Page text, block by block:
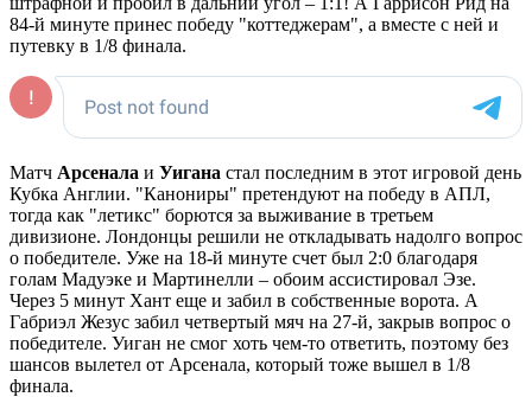
84-й минуте принес победу "коттеджерам", а вместе с ней и
путевку в 1/8 финала.
Матч Арсенала и Уигана стал последним в этот игровой день
Кубка Англии. "Канониры" претендуют на победу в АПЛ,
тогда как "летикс" борются за выживание в третьем
дивизионе. Лондонцы решили не откладывать надолго вопрос
о победителе. Уже на 18-й минуте счет был 2:0 благодаря
голам Мадуэке и Мартинелли – обоим ассистировал Эзе.
Через 5 минут Хант еще и забил в собственные ворота. А
Габриэл Жезус забил четвертый мяч на 27-й, закрыв вопрос о
победителе. Уиган не смог хоть чем-то ответить, поэтому без
шансов вылетел от Арсенала, который тоже вышел в 1/8
финала.